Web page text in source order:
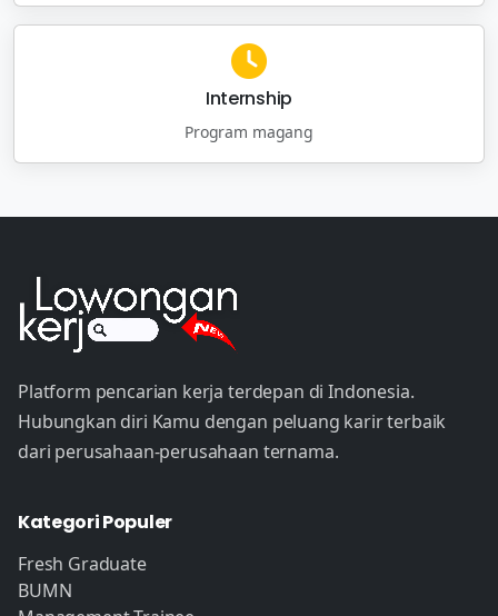
Internship
Program magang
Platform pencarian kerja terdepan di Indonesia.
Hubungkan diri Kamu dengan peluang karir terbaik
dari perusahaan-perusahaan ternama.
Kategori Populer
Fresh Graduate
BUMN